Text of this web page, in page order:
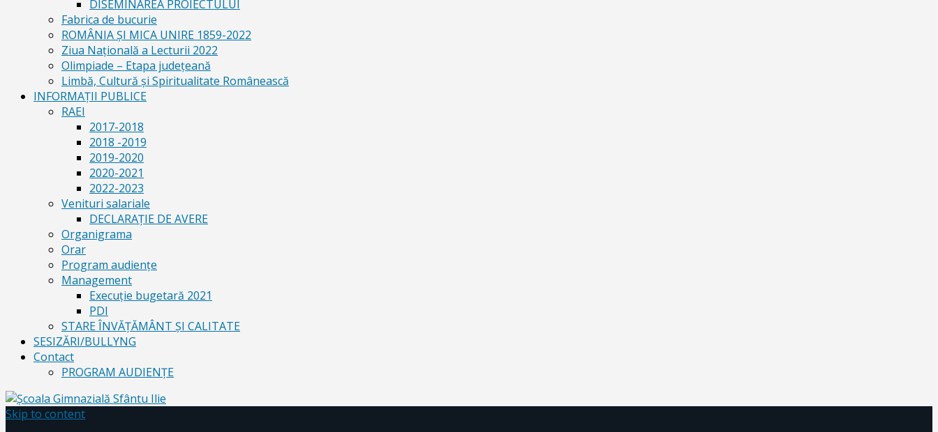
DISEMINAREA PROIECTULUI
Fabrica de bucurie
ROMÂNIA ŞI MICA UNIRE 1859-2022
Ziua Naţională a Lecturii 2022
Olimpiade – Etapa judeţeană
Limbă, Cultură și Spiritualitate Românească
INFORMAŢII PUBLICE
RAEI
2017-2018
2018 -2019
2019-2020
2020-2021
2022-2023
Venituri salariale
DECLARAŢIE DE AVERE
Organigrama
Orar
Program audiențe
Management
Execuţie bugetară 2021
PDI
STARE ÎNVĂȚĂMÂNT ȘI CALITATE
SESIZĂRI/BULLYNG
Contact
PROGRAM AUDIENŢE
Skip to content